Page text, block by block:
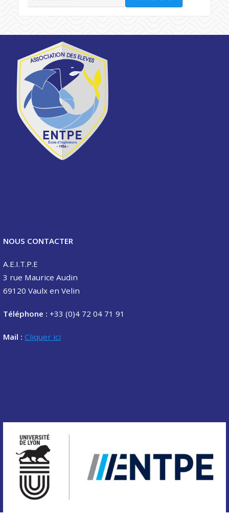
NOUS CONTACTER
A.E.I.T.P.E
3 rue Maurice Audin
69120 Vaulx en Velin
Téléphone : +33 (0)4 72 04 71 91
Mail : Cliquer ici